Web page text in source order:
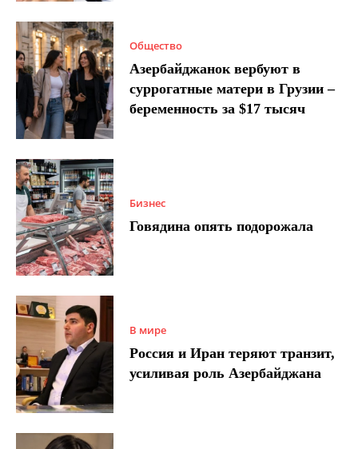
Общество
Азербайджанок вербуют в
суррогатные матери в Грузии –
беременность за $17 тысяч
Бизнес
Говядина опять подорожала
В мире
Россия и Иран теряют транзит,
усиливая роль Азербайджана